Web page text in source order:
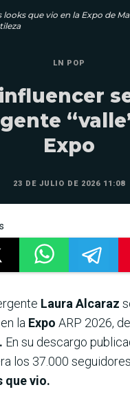
que vio en la Expo de
LN POP
Expo
23 DE JULIO DE 2026 11:08
Laura Alcaraz
la Expo ARP 2026, de
En su descargo
los 37.000 seguidores
que vio.